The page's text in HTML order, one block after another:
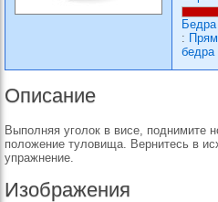
:
бедра
Описание
Выполняя уголок в висе, поднимите
положение туловища. Вернитесь в
упражнение.
Изображения